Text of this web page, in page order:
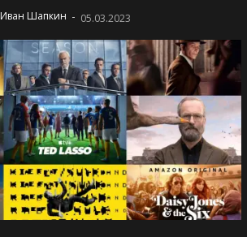
Иван Шапкин - 05.03.2023